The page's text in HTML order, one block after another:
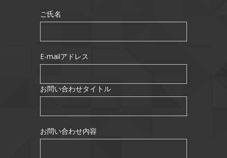
ご氏名
E-mailアドレス
お問い合わせタイトル
お問い合わせ内容